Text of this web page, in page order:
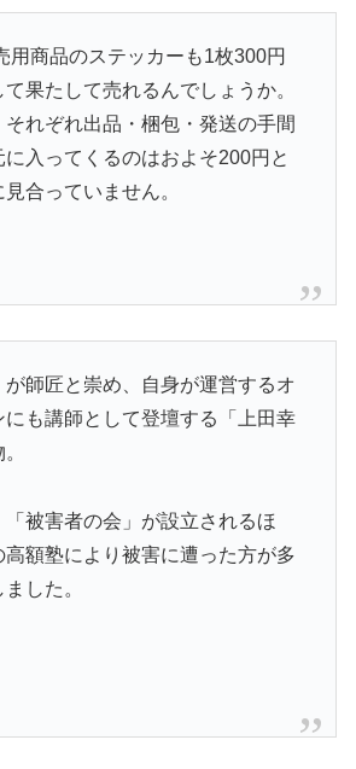
用商品のステッカーも1枚300円
果たして売れるんでしょうか。
れぞれ出品・梱包・発送の手間
入ってくるのはおよそ200円と
合っていません。
が師匠と崇め、自身が運営するオ
にも講師として登壇する「上田幸
被害者の会」が設立されるほ
高額塾により被害に遭った方が多
した。